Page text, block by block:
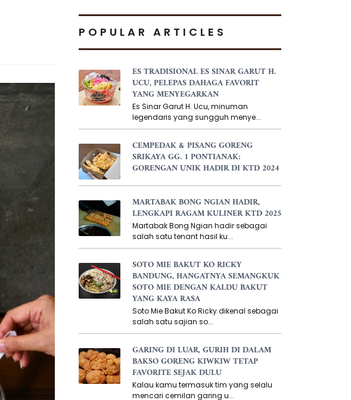
POPULAR ARTICLES
ES TRADISIONAL ES SINAR GARUT H.
UCU, PELEPAS DAHAGA FAVORIT
YANG MENYEGARKAN
Es Sinar Garut H. Ucu, minuman
legendaris yang sungguh menye...
CEMPEDAK & PISANG GORENG
SRIKAYA GG. 1 PONTIANAK:
GORENGAN UNIK HADIR DI KTD 2024
MARTABAK BONG NGIAN HADIR,
LENGKAPI RAGAM KULINER KTD 2025
Martabak Bong Ngian hadir sebagai
salah satu tenant hasil ku...
SOTO MIE BAKUT KO RICKY
BANDUNG, HANGATNYA SEMANGKUK
SOTO MIE DENGAN KALDU BAKUT
YANG KAYA RASA
Soto Mie Bakut Ko Ricky dikenal sebagai
salah satu sajian so...
GARING DI LUAR, GURIH DI DALAM
BAKSO GORENG KIWKIW TETAP
FAVORITE SEJAK DULU
Kalau kamu termasuk tim yang selalu
mencari cemilan garing u...